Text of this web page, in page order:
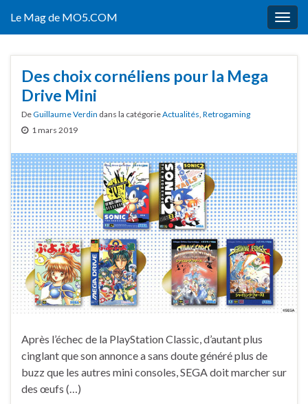
Le Mag de MO5.COM
Des choix cornéliens pour la Mega
Drive Mini
DeGuillaume Verdin dans la catégorieActualités, Retrogaming
1 mars 2019
Après l’échec de la PlayStation Classic, d’autant plus
cinglant que son annonce a sans doute généré plus de
buzz que les autres mini consoles, SEGA doit marcher sur
des œufs (…)